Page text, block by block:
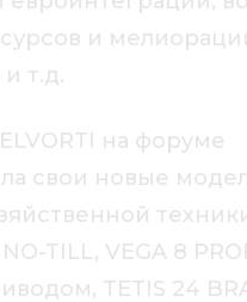
и
т.д.
на форуме
свои новые
TILL, VEGA 8
TETIS 24